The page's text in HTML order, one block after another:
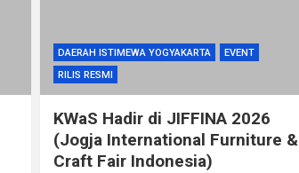
DAERAH ISTIMEWA YOGYAKARTA
EVENT
RILIS RESMI
KWaS Hadir di JIFFINA 2026
(Jogja International Furniture &
Craft Fair Indonesia)